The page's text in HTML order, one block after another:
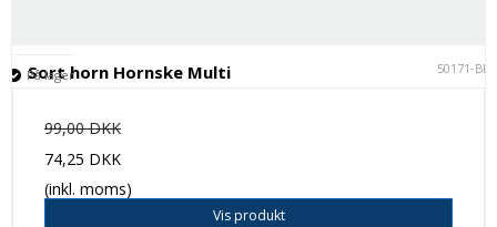
Sort horn Hornske Multi 50171-BK
På lager
99,00 DKK
74,25 DKK
(inkl. moms)
Vis produkt